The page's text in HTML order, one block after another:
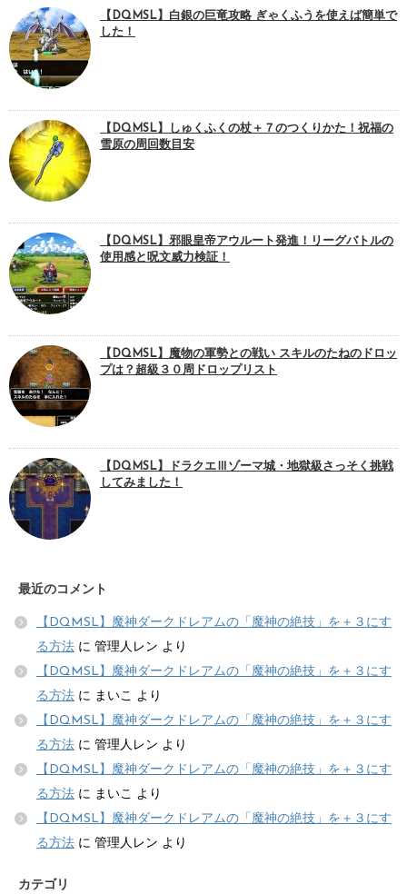
【DQMSL】白銀の巨竜攻略 ぎゃくふうを使えば簡単で
した！
【DQMSL】しゅくふくの杖＋７のつくりかた！祝福の
雪原の周回数目安
【DQMSL】邪眼皇帝アウルート発進！リーグバトルの
使用感と呪文威力検証！
【DQMSL】魔物の軍勢との戦い スキルのたねのドロッ
プは？超級３０周ドロップリスト
【DQMSL】ドラクエⅢゾーマ城・地獄級さっそく挑戦
してみました！
最近のコメント
【DQMSL】魔神ダークドレアムの「魔神の絶技」を＋３にす
る方法 に 管理人レン より
【DQMSL】魔神ダークドレアムの「魔神の絶技」を＋３にす
る方法 に まいこ より
【DQMSL】魔神ダークドレアムの「魔神の絶技」を＋３にす
る方法 に 管理人レン より
【DQMSL】魔神ダークドレアムの「魔神の絶技」を＋３にす
る方法 に まいこ より
【DQMSL】魔神ダークドレアムの「魔神の絶技」を＋３にす
る方法 に 管理人レン より
カテゴリ